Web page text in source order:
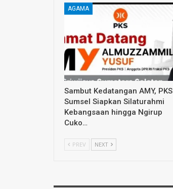
AGAMA
Sambut Kedatangan AMY, PKS
Sumsel Siapkan Silaturahmi
Kebangsaan hingga Ngirup
Cuko…
PREV NEXT